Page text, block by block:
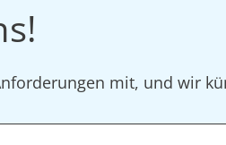
mit, und wir